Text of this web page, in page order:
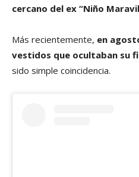
cercano del ex “Niño
Más recientemente, en
vestidos que ocultaban su
sido simple coincidencia.